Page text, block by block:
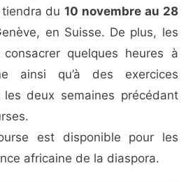
tiendra du10 novembre au 28
en Suisse. De plus, les
quelques heures à
ainsi qu’à des exercices
deux semaines précédant
est disponible pour les
africaine de la diaspora.